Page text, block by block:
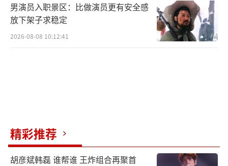
男演员入职景区：比做演员更有安全感
放下架子求稳定
2026-08-08 10:12:41
精彩推荐
胡彦斌韩磊 谁帮谁 王炸组合再聚首